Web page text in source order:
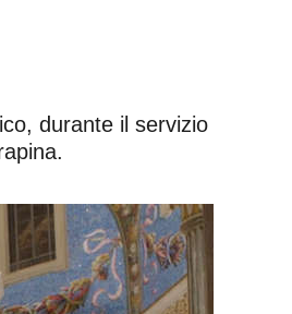
durante il servizio